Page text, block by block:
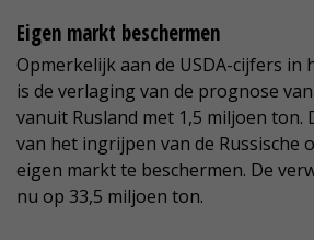
Eigen markt beschermen
Opmerkelijk aan de USDA-cijfers in
is de verlaging van de prognose
vanuit Rusland met 1,5 miljoen ton.
van het ingrijpen van de Russische
eigen markt te beschermen. De
nu op 33,5 miljoen ton.